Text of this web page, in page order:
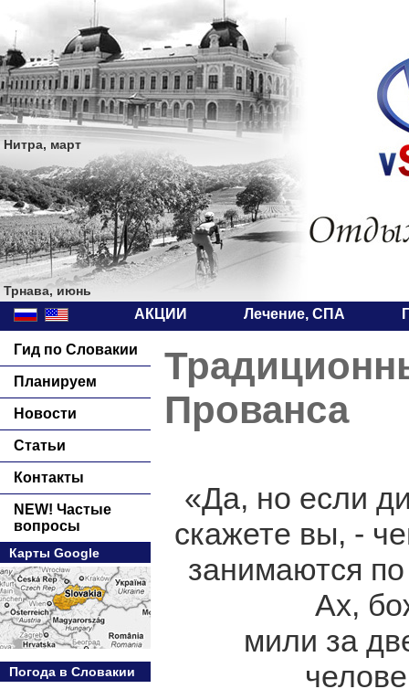
Нитра, март
Трнава, июнь
АКЦИИ Лечение, СПА
Гид по Словакии
Планируем
Новости
Статьи
Контакты
NEW! Частые
вопросы
Карты Google
Погода в Словакии
Прованса
«Да, но если
скажете вы, -
занимаются
Ах,
мили за